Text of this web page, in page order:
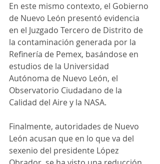
En este mismo contexto, el Gobierno
de Nuevo León presentó evidencia
en el Juzgado Tercero de Distrito de
la contaminación generada por la
Refinería de Pemex, basándose en
estudios de la Universidad
Autónoma de Nuevo León, el
Observatorio Ciudadano de la
Calidad del Aire y la NASA.
Finalmente, autoridades de Nuevo
León acusan que en lo que va del
sexenio del presidente López